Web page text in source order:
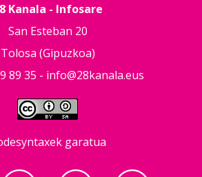
Kanala - Infosare
San Esteban 20
Tolosa (Gipuzkoa)
89 35 - info@28kanala.eus
garatua